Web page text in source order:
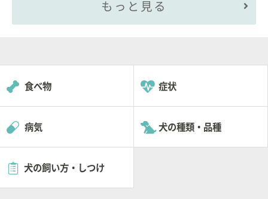
もっと見る
食べ物 症状
病気 犬の種類・品種
犬の飼い方・しつけ